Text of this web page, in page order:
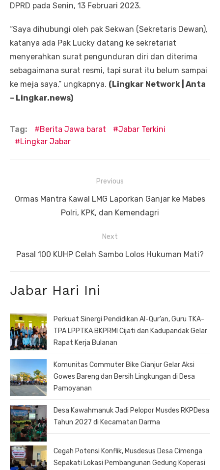
DPRD pada Senin, 13 Februari 2023.
“Saya dihubungi oleh pak Sekwan (Sekretaris Dewan),
katanya ada Pak Lucky datang ke sekretariat
menyerahkan surat pengunduran diri dan diterima
sebagaimana surat resmi, tapi surat itu belum sampai
ke meja saya,” ungkapnya. (Lingkar Network | Anta
– Lingkar.news)
Tag: Berita Jawa barat
Jabar Terkini
Lingkar Jabar
pos
Previous
Previous
Ormas Mantra Kawal LMG Laporkan Ganjar ke Mabes
Polri, KPK, dan Kemendagri
Next
Next
Pasal 100 KUHP Celah Sambo Lolos Hukuman Mati?
Jabar Hari Ini
Perkuat Sinergi Pendidikan Al-Qur’an, Guru TKA-
TPA LPPTKA BKPRMI Cijati dan Kadupandak Gelar
Rapat Kerja Bulanan
Komunitas Commuter Bike Cianjur Gelar Aksi
Gowes Bareng dan Bersih Lingkungan di Desa
Pamoyanan
Desa Kawahmanuk Jadi Pelopor Musdes RKPDesa
Tahun 2027 di Kecamatan Darma
Cegah Potensi Konflik, Musdesus Desa Cimenga
Sepakati Lokasi Pembangunan Gedung Koperasi